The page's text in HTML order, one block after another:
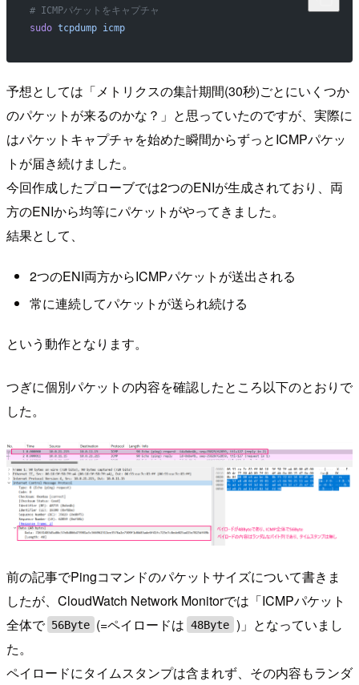
# ICMPパケットをキャプチャ
sudo tcpdump icmp
予想としては「メトリクスの集計期間(30秒)ごとにいくつか
のパケットが来るのかな？」と思っていたのですが、実際に
はパケットキャプチャを始めた瞬間からずっとICMPパケッ
トが届き続けました。
今回作成したプローブでは2つのENIが生成されており、両
方のENIから均等にパケットがやってきました。
結果として、
2つのENI両方からICMPパケットが送出される
常に連続してパケットが送られ続ける
という動作となります。
つぎに個別パケットの内容を確認したところ以下のとおりで
した。
前の記事でPingコマンドのパケットサイズについて書きま
したが、CloudWatch Network Monitorでは「ICMPパケット
全体で 56Byte (=ペイロードは 48Byte )」となっていまし
た。
ペイロードにタイムスタンプは含まれず、その内容もランダ